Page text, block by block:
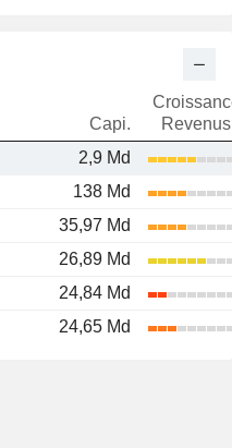
Capi.
Revenus
2,9 Md
138 Md
35,97 Md
26,89 Md
24,84 Md
24,65 Md